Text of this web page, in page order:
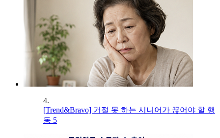
4.
[Trend&Bravo] 거절 못 하는 시니어가 끊어야 할 행
동 5